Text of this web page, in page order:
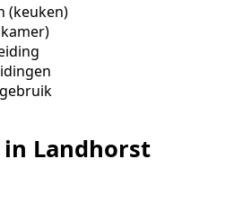
(keuken)
Landhorst